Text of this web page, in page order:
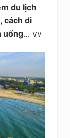
du lịch
cách di
uống… vv